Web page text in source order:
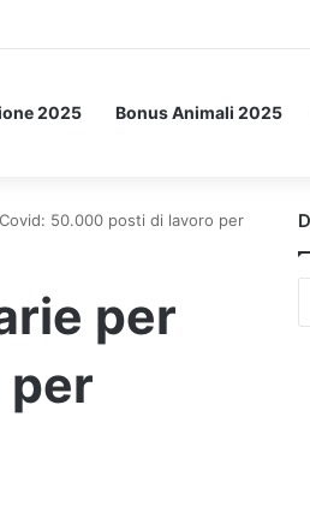
2025 Bonus Animali 2025
50.000 posti di lavoro per
per
per